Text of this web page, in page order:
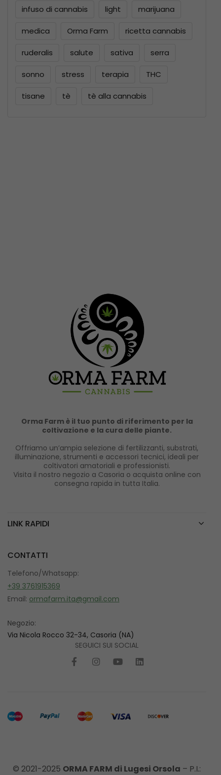
infuso di cannabis light marijuana
medica Orma Farm ricetta cannabis
ruderalis salute sativa serra
sonno stress terapia THC
tisane tè tè alla cannabis
Orma Farm è il tuo punto di riferimento per la
coltivazione e la cura delle piante.
Offriamo un’ampia selezione di fertilizzanti, substrati,
illuminazione, strumenti e accessori tecnici, ideali per
coltivatori amatoriali e professionisti.
Visita il nostro negozio a Casoria o acquista online con
consegna rapida in tutta Italia.
LINK RAPIDI
CONTATTI
Telefono/Whatsapp:
+39 3761915369
Email: ormafarm.ita@gmail.com
Negozio:
Via Nicola Rocco 32-34, Casoria (NA)
SEGUICI SUI SOCIAL
© 2021-2025 ORMA FARM di Lugesi Orsola – P.I.: